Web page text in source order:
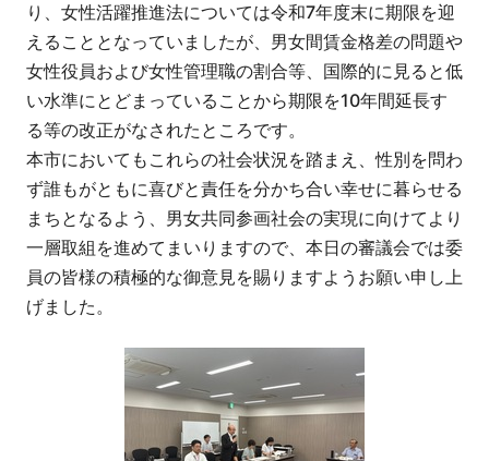
り、女性活躍推進法については令和7年度末に期限を迎
えることとなっていましたが、男女間賃金格差の問題や
女性役員および女性管理職の割合等、国際的に見ると低
い水準にとどまっていることから期限を10年間延長す
る等の改正がなされたところです。
本市においてもこれらの社会状況を踏まえ、性別を問わ
ず誰もがともに喜びと責任を分かち合い幸せに暮らせる
まちとなるよう、男女共同参画社会の実現に向けてより
一層取組を進めてまいりますので、本日の審議会では委
員の皆様の積極的な御意見を賜りますようお願い申し上
げました。